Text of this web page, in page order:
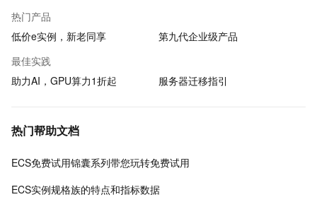
热门产品
低价e实例，新老同享
第九代企业级产品
最佳实践
助力AI，GPU算力1折起
服务器迁移指引
热门帮助文档
ECS免费试用锦囊系列带您玩转免费试用
ECS实例规格族的特点和指标数据